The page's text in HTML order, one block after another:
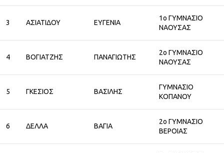
3 ΑΣΙΑΤΙΔΟΥ ΕΥΓΕΝΙΑ
1ο ΓΥΜΝΑΣΙΟ
ΝΑΟΥΣΑΣ
4 ΒΟΓΙΑΤΖΗΣ ΠΑΝΑΓΙΩΤΗΣ
2ο ΓΥΜΝΑΣΙΟ
ΝΑΟΥΣΑΣ
5 ΓΚΕΣΙΟΣ ΒΑΣΙΛΗΣ
ΓΥΜΝΑΣΙΟ
ΚΟΠΑΝΟΥ
6 ΔΕΛΛΑ ΒΑΓΙΑ
2ο ΓΥΜΝΑΣΙΟ
ΒΕΡΟΙΑΣ